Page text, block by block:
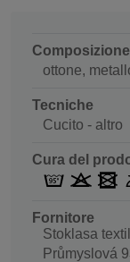
Composizione
ottone,
Tecniche
Cucito - altro
Cura del
Fornitore
Stoklasa
Průmyslová